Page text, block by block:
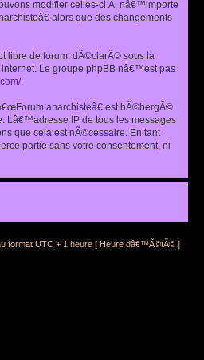
modifier celles-ci Ã nâ€™importe
alors que des changements
libre de forum, dÃ©clarÃ© sous la
Le groupe phpBB nâ€™est pas
.
anarchisteâ€ est hÃ©bergÃ©
Lâ€™adresse IP de tous les messages
que cela est nÃ©cessaire. En tant
partie sans votre consentement, ni
format UTC + 1 heure [ Heure dâ€™Ã©tÃ© ]